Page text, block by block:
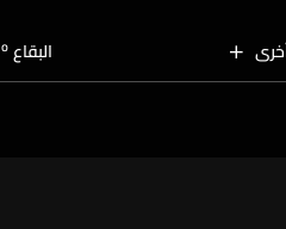
البقاع o
الجنوب o